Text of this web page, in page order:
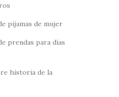
pijamas de mujer
prendas para días
historia de la